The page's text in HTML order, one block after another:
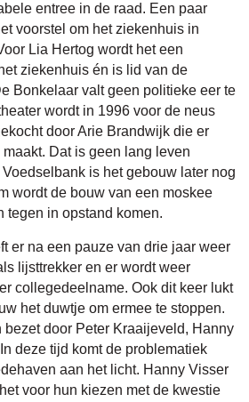
entree in de raad. Een paar
voorstel om het ziekenhuis in
Lia Hertog wordt het een
ziekenhuis én is lid van de
Bonkelaar valt geen politieke eer te
wordt in 1996 voor de neus
door Arie Brandwijk die er
Dat is geen lang leven
is het gebouw later nog
wordt de bouw van een moskee
tegen in opstand komen.
er na een pauze van drie jaar weer
lijsttrekker en er wordt weer
collegedeelname. Ook dit keer lukt
het duwtje om ermee te stoppen.
bezet door Peter Kraaijeveld, Hanny
deze tijd komt de problematiek
aan het licht. Hanny Visser
voor hun kiezen met de kwestie